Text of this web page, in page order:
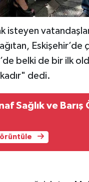
isteyen
Eskişehir’de
belki de bir ilk
dedi.
Sağlık ve